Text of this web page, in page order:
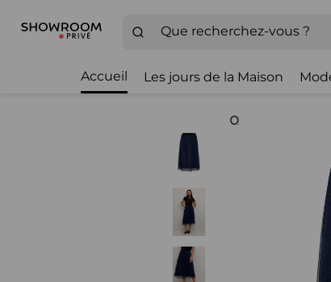
Accueil Les jours de la Maison